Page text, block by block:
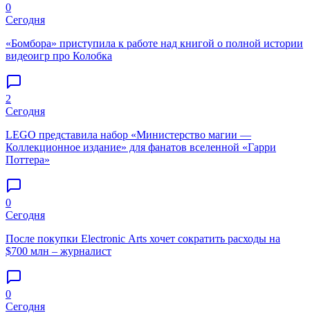
0
Сегодня
«Бомбора» приступила к работе над книгой о полной истории
видеоигр про Колобка
2
Сегодня
LEGO представила набор «Министерство магии —
Коллекционное издание» для фанатов вселенной «Гарри
Поттера»
0
Сегодня
После покупки Electronic Arts хочет сократить расходы на
$700 млн – журналист
0
Сегодня